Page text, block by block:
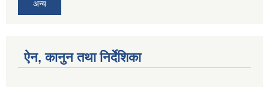
अन्य
ऐन, कानुन तथा निर्देशिका